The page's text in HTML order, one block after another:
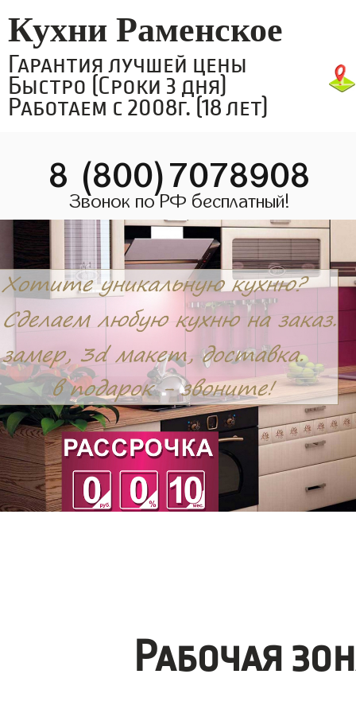
Кухни Раменское
Гарантия лучшей цены
Быстро (Сроки 3 дня)
Работаем с 2008г. (18 лет)
8 (800)7078908
Звонок по РФ бесплатный!
Рабочая